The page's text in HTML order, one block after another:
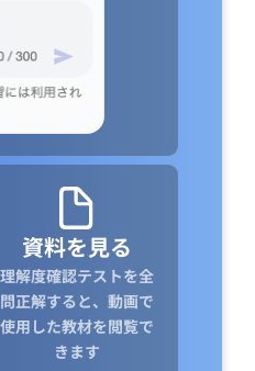
資料を見る
理解度確認テストを全
問正解すると、動画で
使用した教材を閲覧で
きます